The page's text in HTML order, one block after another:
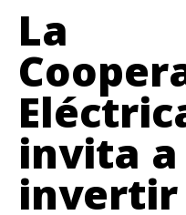
La
invita a
invertir